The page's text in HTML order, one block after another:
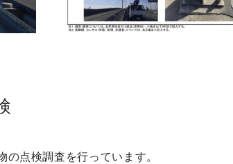
点検調査を行っています。